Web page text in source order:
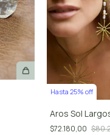
Hasta 25% off
Aros Sol
$72.180,00